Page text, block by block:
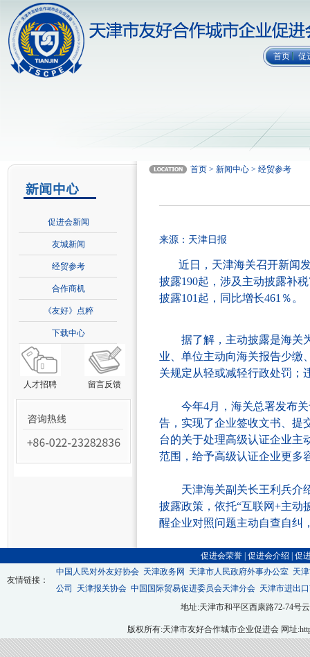
首页 促
促进会新闻
友城新闻
经贸参考
合作商机
《友好》点粹
下载中心
人才招聘 留言反馈
首页 > 新闻中心 > 经贸参考
来源：天津日报
近日，天津海关召开新闻发
披露190起，涉及主动披露补
披露101起，同比增长461％。
据了解，主动披露是海关为
业、单位主动向海关报告少缴
关规定从轻或减轻行政处罚；
今年4月，海关总署发布关
告，实现了企业签收文书、提
台的关于处理高级认证企业主
范围，给予高级认证企业更多
天津海关副关长王利兵介绍
披露政策，依托“互联网+主动
醒企业对照问题主动自查自纠
促进会荣誉 促进会介绍 促
友情链接：
中国人民对外友好协会 天津政务网 天津市人民政府外事办公室 天
公司
天津报关协会 中国国际贸易促进委员会天津分会 天津市进出
地址:天津市和平区西康路72-74号云
版权所有:天津市友好合作城市企业促进会 网址